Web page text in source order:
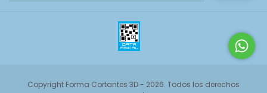
Copyright Forma Cortantes 3D - 2026. Todos los derechos